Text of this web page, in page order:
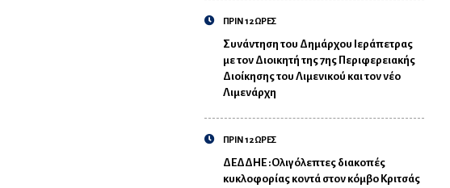
ΠΡΙΝ 12 ΩΡΕΣ
Συνάντηση του Δημάρχου Ιεράπετρας
με τον Διοικητή της 7ης Περιφερειακής
Διοίκησης του Λιμενικού και τον νέο
Λιμενάρχη
ΠΡΙΝ 12 ΩΡΕΣ
ΔΕΔΔΗΕ :Ολιγόλεπτες διακοπές
κυκλοφορίας κοντά στον κόμβο Κριτσάς